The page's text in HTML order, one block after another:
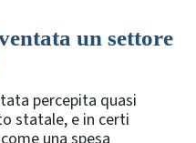
un settore
percepita quasi
statale, e in certi